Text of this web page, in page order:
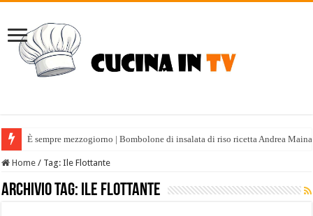
È sempre mezzogiorno | Bombolone di insalata di riso ricetta Andrea
Home / Tag:Ile Flottante
Archivio tag: Ile Flottante